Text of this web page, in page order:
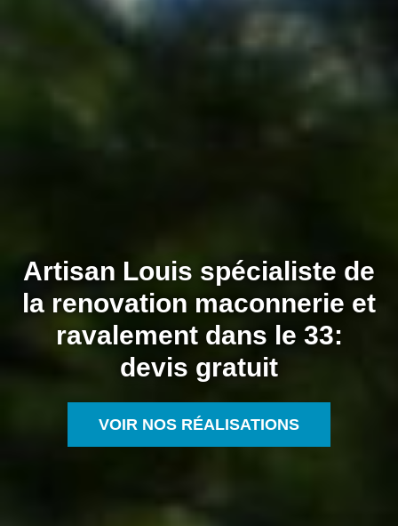
Artisan Louis spécialiste de
la renovation maconnerie et
ravalement dans le 33:
devis gratuit
VOIR NOS RÉALISATIONS